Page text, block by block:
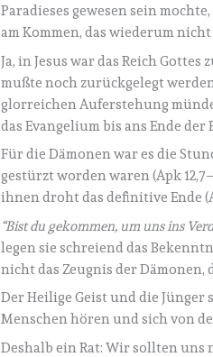
Paradieses gewesen sein
am Kommen, das wiederum
Ja, in Jesus war das Reich
mußte noch zurückgelegt
glorreichen Auferstehung
das Evangelium bis ans Ende der
Für die Dämonen war es die
gestürzt worden waren (Apk
ihnen droht das definitive Ende
“Bist du gekommen, um uns ins
legen sie schreiend das
nicht das Zeugnis der
Der Heilige Geist und die
Menschen hören und sich von
Deshalb ein Rat: Wir sollten uns